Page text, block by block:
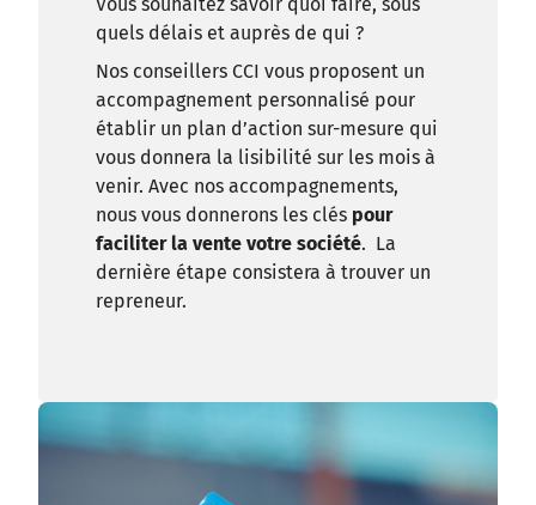
quels délais et auprès de qui ?
Nos conseillers CCI vous proposent un
accompagnement personnalisé pour
établir un plan d’action sur-mesure qui
vous donnera la lisibilité sur les mois à
venir. Avec nos accompagnements,
nous vous donnerons les clés pour
faciliter la vente votre société. La
dernière étape consistera à trouver un
repreneur.